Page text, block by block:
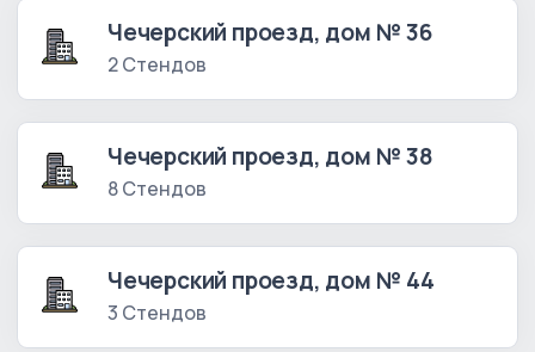
Чечерский проезд, дом № 36
2 Стендов
Чечерский проезд, дом № 38
8 Стендов
Чечерский проезд, дом № 44
3 Стендов